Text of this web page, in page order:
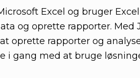
Excel og bruger
og oprette rapporter.
oprette rapporter og
i gang med at bruge